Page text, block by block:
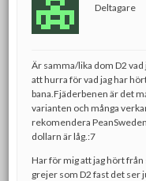
Deltagare
Är samma/lika dom D2
att hurra för vad jag har
bana.Fjäderbenen är det
varianten och många
rekomendera
dollarn är låg.:7
Har för mig att jag hört
grejer som D2 fast det ser